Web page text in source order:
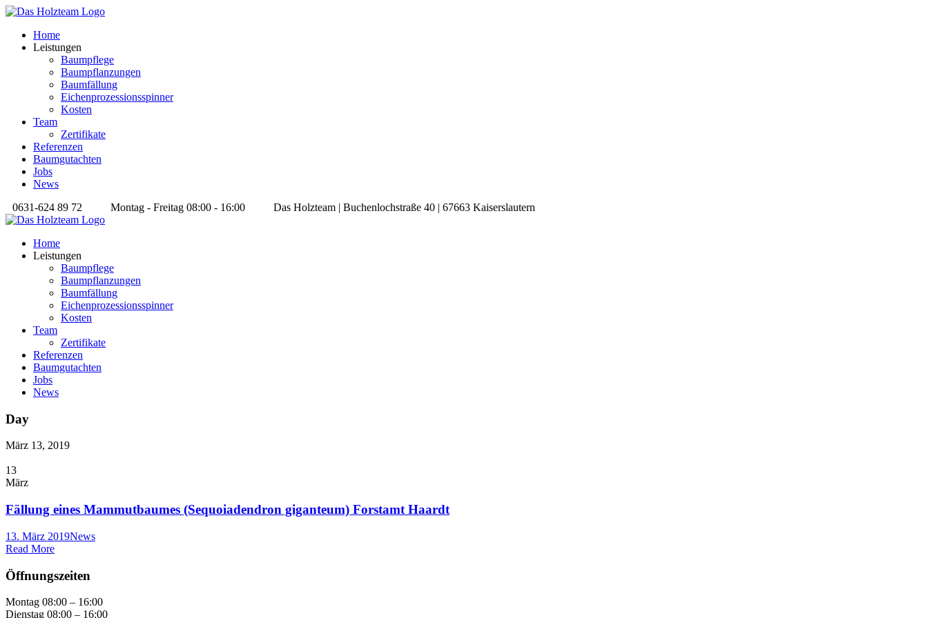
Home
Leistungen
Baumpflege
Baumpflanzungen
Baumfällung
Eichenprozessionsspinner
Kosten
Team
Zertifikate
Referenzen
Baumgutachten
Jobs
News
0631-624 89 72
Montag - Freitag 08:00 - 16:00 Das Holzteam | Buchenlochstraße 40 | 67663 Kaiserslautern
Home
Leistungen
Baumpflege
Baumpflanzungen
Baumfällung
Eichenprozessionsspinner
Kosten
Team
Zertifikate
Referenzen
Baumgutachten
Jobs
News
Day
März 13, 2019
13
März
Fällung eines Mammutbaumes (Sequoiadendron giganteum) Forstamt Haardt
13. März 2019News
Read More
Öffnungszeiten
Montag 08:00 – 16:00
Dienstag 08:00 – 16:00